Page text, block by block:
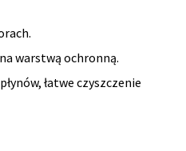
warstwą ochronną.
łatwe czyszczenie